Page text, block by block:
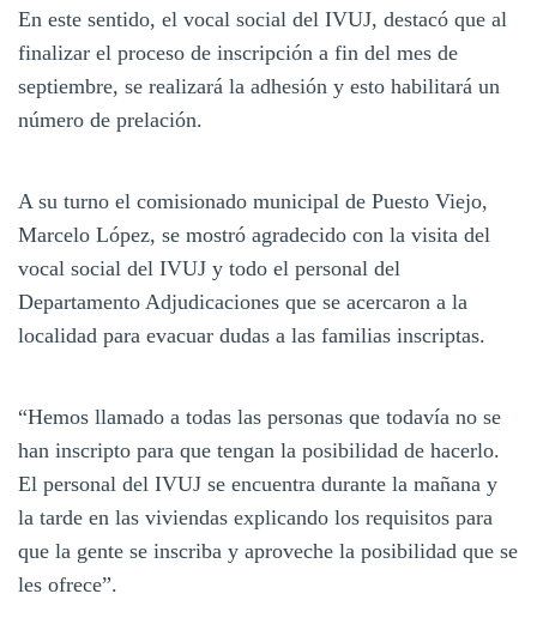
En este sentido, el vocal social del IVUJ, destacó que al
finalizar el proceso de inscripción a fin del mes de
septiembre, se realizará la adhesión y esto habilitará un
número de prelación.
A su turno el comisionado municipal de Puesto Viejo,
Marcelo López, se mostró agradecido con la visita del
vocal social del IVUJ y todo el personal del
Departamento Adjudicaciones que se acercaron a la
localidad para evacuar dudas a las familias inscriptas.
“Hemos llamado a todas las personas que todavía no se
han inscripto para que tengan la posibilidad de hacerlo.
El personal del IVUJ se encuentra durante la mañana y
la tarde en las viviendas explicando los requisitos para
que la gente se inscriba y aproveche la posibilidad que se
les ofrece”.